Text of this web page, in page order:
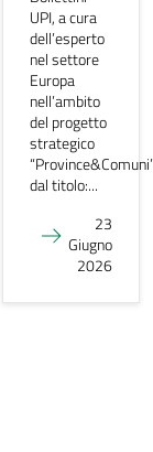
UPI, a cura
dell’esperto
nel settore
Europa
nell’ambito
del progetto
strategico
dal titolo:...
23
Giugno
2026